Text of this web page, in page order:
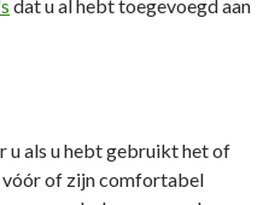
dat u al hebt toegevoegd aan
u als u hebt gebruikt het of
of zijn comfortabel